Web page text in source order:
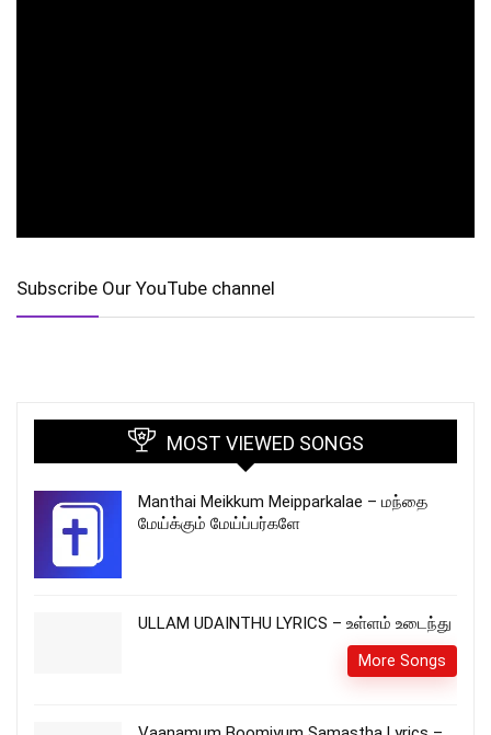
Subscribe Our YouTube channel
MOST VIEWED SONGS
Manthai Meikkum Meipparkalae – மந்தை
மேய்க்கும் மேய்ப்பர்களே
ULLAM UDAINTHU LYRICS – உள்ளம் உடைந்து
More Songs